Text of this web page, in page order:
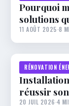
Pourquoi
solutions
11 AOÛT 2025·8
RÉNOVATION
réussir
20 JUIL 2026·4